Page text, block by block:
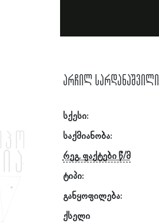
არჩილ სარდანაშვილი
სქესი:
საქმიანობა:
რეგ. ფაქტები წ/მ
ტიპი:
განყოფილება:
ქსელი